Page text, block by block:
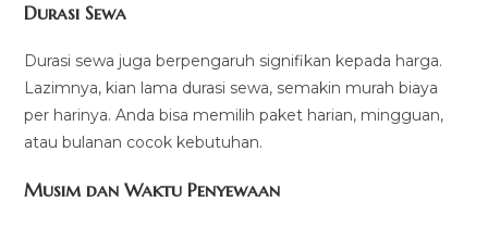
Durasi Sewa
Durasi sewa juga berpengaruh signifikan kepada harga.
Lazimnya, kian lama durasi sewa, semakin murah biaya
per harinya. Anda bisa memilih paket harian, mingguan,
atau bulanan cocok kebutuhan.
Musim dan Waktu Penyewaan